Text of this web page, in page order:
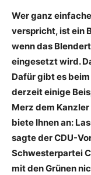
Wer ganz
verspricht, ist ein
wenn das
eingesetzt wird.
Dafür gibt es
derzeit einige
Merz dem
biete Ihnen an:
sagte der CDU-
Schwesterpartei
mit den Grünen